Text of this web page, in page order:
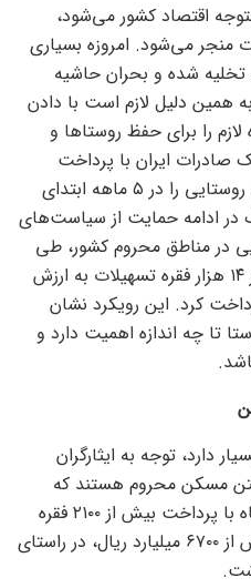
اقتصاد کشور می‌شود،
منجر می‌شود. امروزه بسیاری
تخلیه شده و بحران حاشیه
همین دلیل لازم است با دادن
لازم را برای حفظ روستا‌ها و
صادرات ایران با پرداخت
تسهیلات حمایتی ۱۴ هزار مسکن روستایی را در ۵ ماهه ابتدای
در ادامه حمایت از سیاست‌های
در مناطق محروم کشور، طی
پنج ماه ابتدای سال جاری بالغ بر ۱۴ هزار فقره تسهیلات به ارزش
ریال پرداخت کرد. این رویکرد نشان
تا چه اندازه اهمیت دارد و
دارد، توجه به ایثارگران
مسکن محروم هستند که
بانک صادرات ایران در مدت ۵ ماه با پرداخت بیش از ۲۱۰۰ فقره
وام مسکن ایثارگران به ارزش بیش از ۶۷۰۰ میلیارد ریال، در راستای